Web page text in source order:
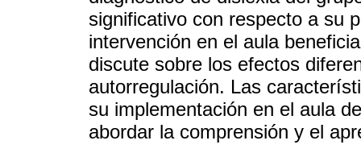
significativo con respecto a su
intervención en el aula
discute sobre los efectos
autorregulación. Las
su implementación en el aula
abordar la comprensión y el